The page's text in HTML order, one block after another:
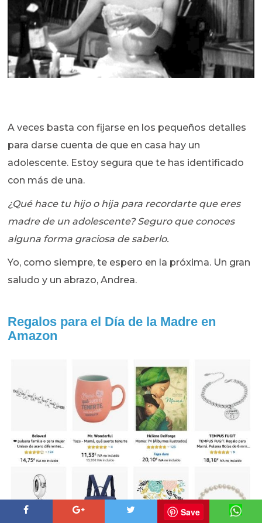
A veces basta con fijarse en los pequeños detalles
para darse cuenta de que en casa hay un
adolescente. Estoy segura que te has identificado
con más de una.
¿Qué hace tu hijo o hija para recordarte que eres
madre de un adolescente? Seguro que conoces
alguna forma graciosa de saberlo.
Yo, como siempre, te espero en la próxima. Un gran
saludo y un abrazo, Andrea.
Regalos para el Día de la Madre en
Amazon
Save